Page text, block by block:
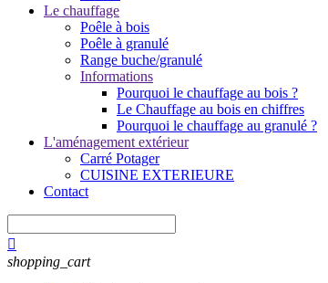
Le chauffage
Poêle à bois
Poêle à granulé
Range buche/granulé
Informations
Pourquoi le chauffage au bois ?
Le Chauffage au bois en chiffres
Pourquoi le chauffage au granulé ?
L'aménagement extérieur
Carré Potager
CUISINE EXTERIEURE
Contact

shopping_cart